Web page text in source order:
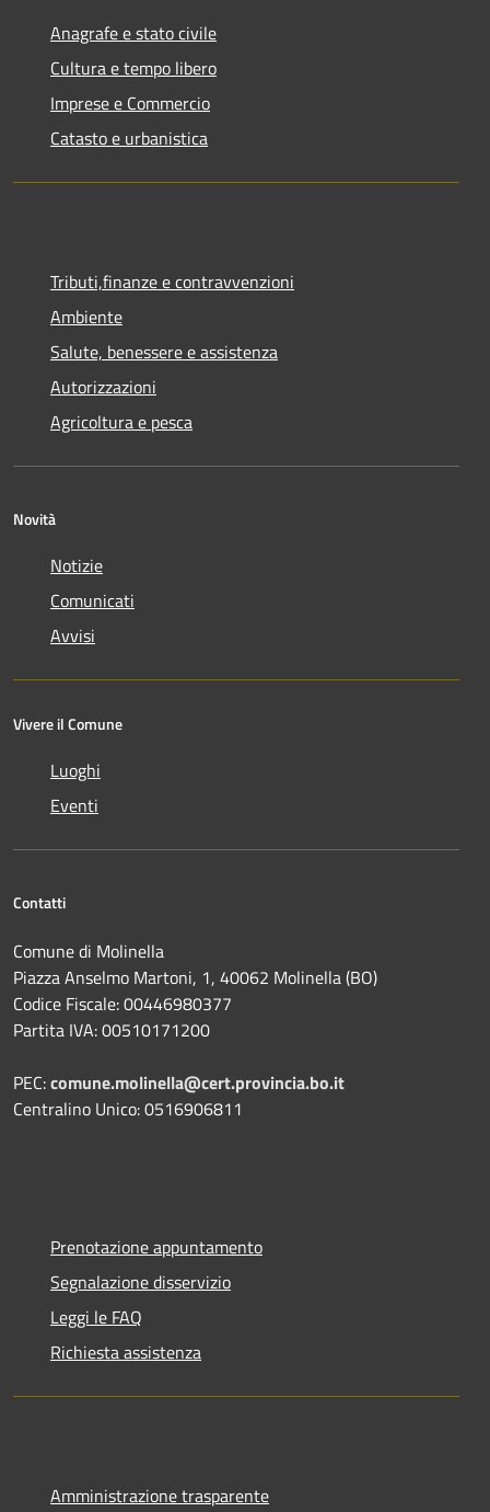
Anagrafe e stato civile
Cultura e tempo libero
Imprese e Commercio
Catasto e urbanistica
Tributi,finanze e contravvenzioni
Ambiente
Salute, benessere e assistenza
Autorizzazioni
Agricoltura e pesca
Novità
Notizie
Comunicati
Avvisi
Vivere il Comune
Luoghi
Eventi
Contatti
Comune di Molinella
Piazza Anselmo Martoni, 1, 40062 Molinella (BO)
Codice Fiscale: 00446980377
Partita IVA: 00510171200
PEC:comune.molinella@cert.provincia.bo.it
Centralino Unico: 0516906811
Prenotazione appuntamento
Segnalazione disservizio
Leggi le FAQ
Richiesta assistenza
Amministrazione trasparente